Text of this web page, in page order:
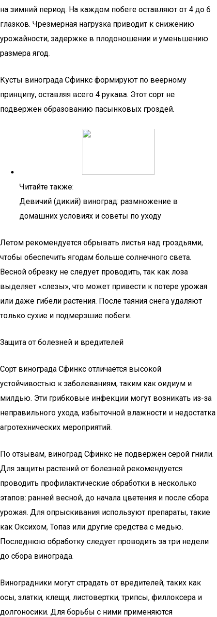
на зимний период. На каждом побеге оставляют от 4 до 6
глазков. Чрезмерная нагрузка приводит к снижению
урожайности, задержке в плодоношении и уменьшению
размера ягод.
Кусты винограда Сфинкс формируют по веерному
принципу, оставляя всего 4 рукава. Этот сорт не
подвержен образованию пасынковых гроздей.
Читайте также:
Девичий (дикий) виноград: размножение в
домашних условиях и советы по уходу
Летом рекомендуется обрывать листья над гроздьями,
чтобы обеспечить ягодам больше солнечного света.
Весной обрезку не следует проводить, так как лоза
выделяет «слезы», что может привести к потере урожая
или даже гибели растения. После таяния снега удаляют
только сухие и подмерзшие побеги.
Защита от болезней и вредителей
Сорт винограда Сфинкс отличается высокой
устойчивостью к заболеваниям, таким как оидиум и
милдью. Эти грибковые инфекции могут возникать из-за
неправильного ухода, избыточной влажности и недостатка
агротехнических мероприятий.
По отзывам, виноград Сфинкс не подвержен серой гнили.
Для защиты растений от болезней рекомендуется
проводить профилактические обработки в несколько
этапов: ранней весной, до начала цветения и после сбора
урожая. Для опрыскивания используют препараты, такие
как Оксихом, Топаз или другие средства с медью.
Последнюю обработку следует проводить за три недели
до сбора винограда.
Виноградники могут страдать от вредителей, таких как
осы, златки, клещи, листовертки, трипсы, филлоксера и
долгоносики. Для борьбы с ними применяются